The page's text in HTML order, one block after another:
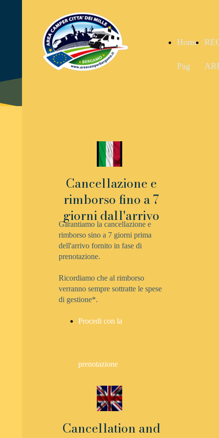
Home
Pag
Cancellazione e
rimborso fino a 7
giorni dall'arrivo
Cancellation and
Garantiamo la cancellazione e
rimborso sino a 7 giorni prima
dell'arrivo fornito in fase di
prenotazione.
Ricordiamo che al rimborso
verranno sempre sottratte le spese
di gestione*.
Procedi con la
prenotazione